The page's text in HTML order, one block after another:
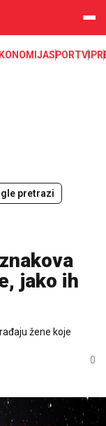
SPORTVIP
pretrazi
jako ih
žene koje
0